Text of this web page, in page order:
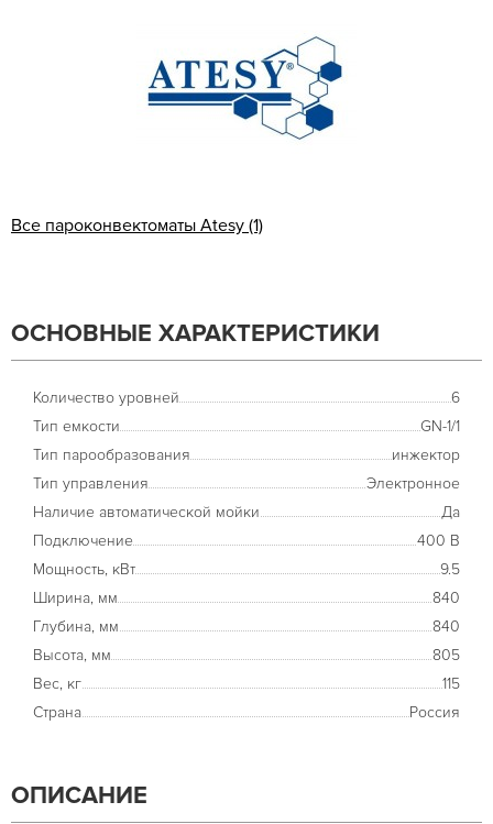
Все пароконвектоматы Atesy (1)
ОСНОВНЫЕ ХАРАКТЕРИСТИКИ
Количество уровней
6
Тип емкости
GN-1/1
Тип парообразования
инжектор
Тип управления
Электронное
Наличие автоматической мойки
Да
Подключение
400 В
Мощность, кВт
9.5
Ширина, мм
840
Глубина, мм
840
Высота, мм
805
Вес, кг
115
Страна
Россия
ОПИСАНИЕ